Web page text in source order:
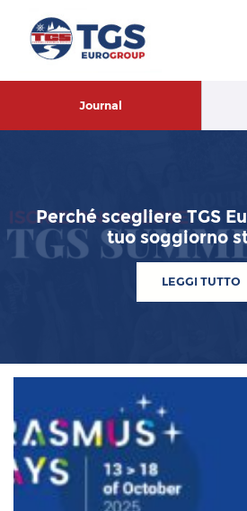
Journal
Perché scegliere TGS
tuo soggiorno
LEGGI TUTTO